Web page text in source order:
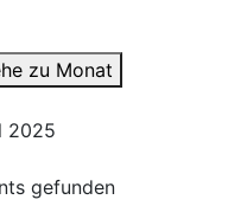
zu Monat
2025
gefunden